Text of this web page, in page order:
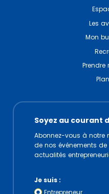
Les
Mon
Prendre
Soyez au courant
Abonnez-vous à notre
de nos événements
actualités
Je suis :
Entrepreneur